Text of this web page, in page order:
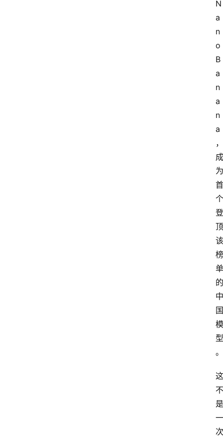
N
a
n
o
B
a
n
a
n
a
，
成
为
首
个
登
顶
该
榜
单
的
中
国
模
型
。
这
不
是
一
次